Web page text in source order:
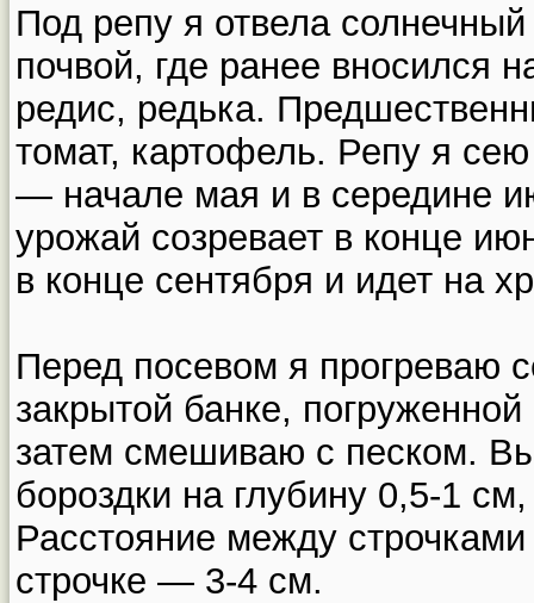
Под репу я отвела
почвой, где ранее вносился
редис, редька.
томат, картофель. Репу я
— начале мая и в середине
урожай созревает в конце
в конце сентября и идет на
Перед посевом я прогреваю
закрытой банке,
затем смешиваю с песком.
бороздки на глубину 0,5-1
Расстояние между
строчке — 3-4 см.